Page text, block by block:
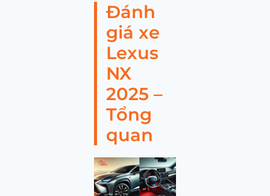
Đánh
giá xe
Lexus
NX
2025 –
Tổng
quan